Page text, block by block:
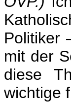
Politiker
mit der
diese
wichtige